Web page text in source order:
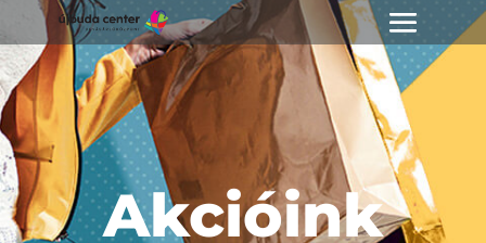
Akcióink